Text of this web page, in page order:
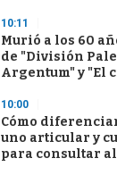
10:11
Murió a los 60
de "División
Argentum" y "El
10:00
Cómo
uno articular y
para consultar